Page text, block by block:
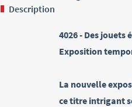
Description
4026 - Des jouets
Exposition
La nouvelle
ce titre intrigant